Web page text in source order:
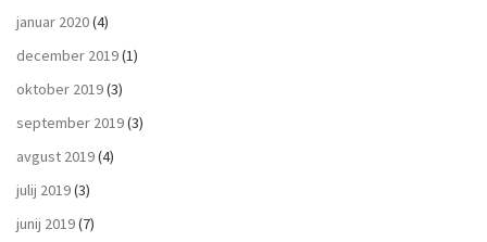
januar 2020(4)
december 2019(1)
oktober 2019(3)
september 2019(3)
avgust 2019(4)
julij 2019(3)
junij 2019(7)